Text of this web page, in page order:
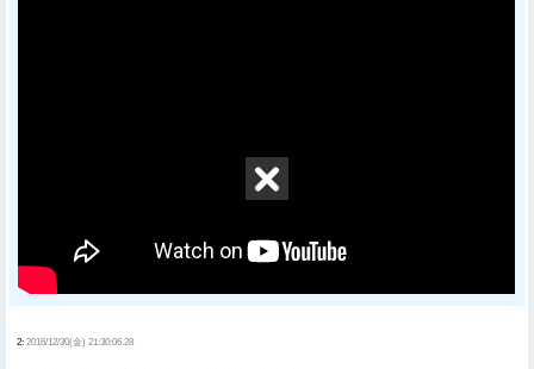
2: 2016/12/30(金) 21:30:06.28